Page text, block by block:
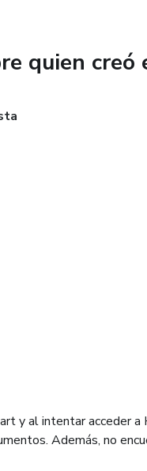
quien creó
y al intentar acceder
Además, no